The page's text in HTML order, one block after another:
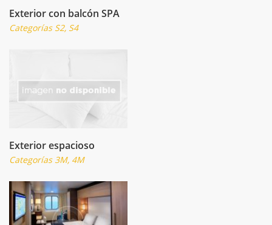
Exterior con balcón SPA
Categorías S2, S4
Exterior espacioso
Categorías 3M, 4M